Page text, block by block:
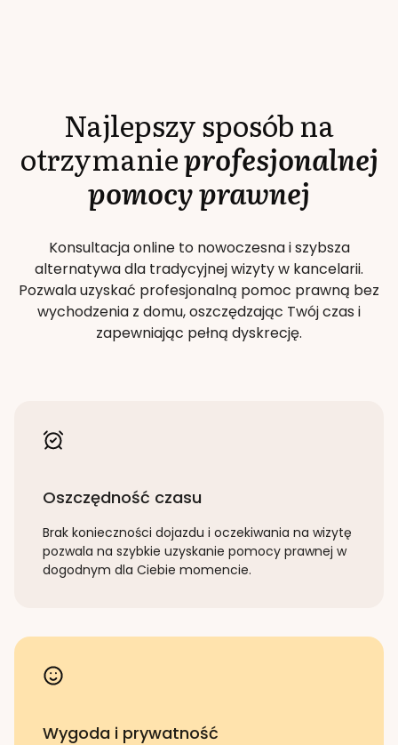
Najlepszy sposób na
otrzymanieprofesjonalnej
pomocy prawnej
Konsultacja online to nowoczesna i szybsza
alternatywa dla tradycyjnej wizyty w kancelarii.
Pozwala uzyskać profesjonalną pomoc prawną bez
wychodzenia z domu, oszczędzając Twój czas i
zapewniając pełną dyskrecję.
Oszczędność czasu
Brak konieczności dojazdu i oczekiwania na wizytę
pozwala na szybkie uzyskanie pomocy prawnej w
dogodnym dla Ciebie momencie.
Wygoda i prywatność